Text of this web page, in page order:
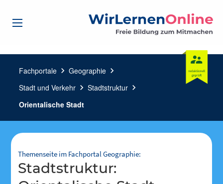
Fachportale chevron_right Geographie chevron_right
Stadt und Verkehr chevron_right Stadtstruktur chevron_right
Orientalische Stadt
Themenseite im Fachportal Geographie:
Stadtstruktur: